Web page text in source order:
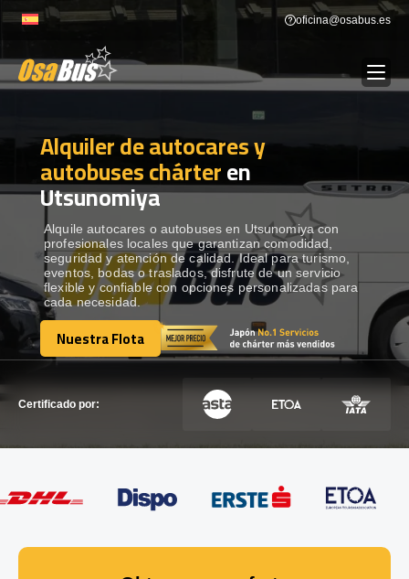
to
oficina@osabus.es
ALQUILER DE AUTOCARES
DESTINOS Show dropdown
RECORRIDAS Show dropdown
FLOTA
Alquiler de autocares y
autobuses chárteren
Utsunomiya
Alquile autocares o autobuses en Utsunomiya con
profesionales locales que garantizan comodidad,
seguridad y atención de calidad. Ideal para turismo,
eventos, bodas o traslados, disfrute de un servicio
flexible y confiable con opciones personalizadas para
cada necesidad.
Nuestra Flota
Nuestra Flota
Certificado por: